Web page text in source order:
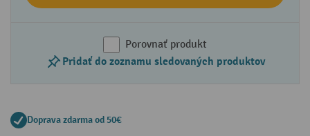
Porovnať produkt
Pridať do zoznamu sledovaných produktov
Doprava zdarma od 50€